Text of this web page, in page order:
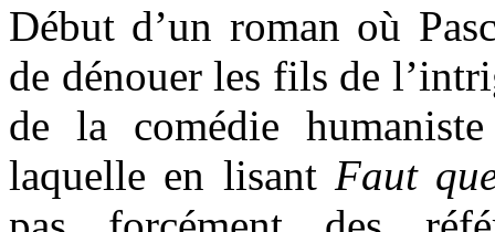
Début d’un roman où
de dénouer les fils de
de la comédie
laquelle en lisant Faut